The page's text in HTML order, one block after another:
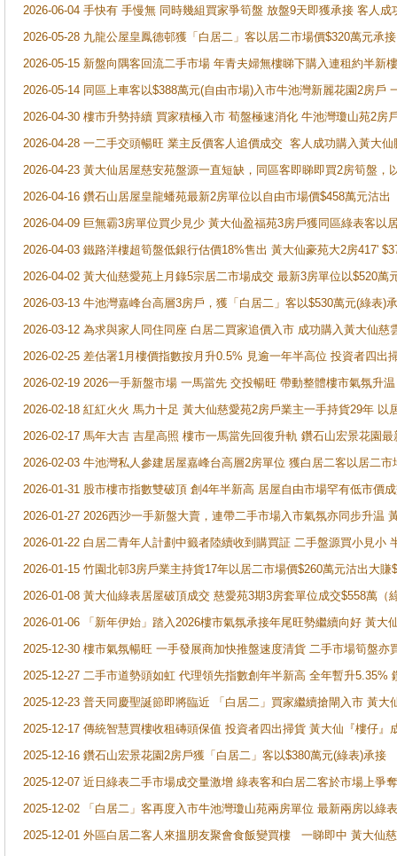
2026-06-04 手快有 手慢無 同時幾組買家爭筍盤 放盤9天即獲承接 客人
2026-05-28 九龍公屋皇鳳德邨獲「白居二」客以居二市場價$320萬元承接
2026-05-15 新盤向隅客回流二手市場 年青夫婦無樓睇下購入連租約半新
2026-05-14 同區上車客以$388萬元(自由市場)入市牛池灣新麗花園2房戶
2026-04-30 樓市升勢持續 買家積極入市 荀盤極速消化 牛池灣瓊山苑2房
2026-04-28 一二手交頭暢旺 業主反價客人追價成交 客人成功購入黃大
2026-04-23 黃大仙居屋慈安苑盤源一直短缺，同區客即睇即買2房筍盤，
2026-04-16 鑽石山居屋皇龍蟠苑最新2房單位以自由市場價$458萬元沽出
2026-04-09 巨無霸3房單位買少見少 黃大仙盈福苑3房戶獲同區綠表客以
2026-04-03 鐵路洋樓超筍盤低銀行估價18%售出 黃大仙豪苑大2房417'
2026-04-02 黃大仙慈愛苑上月錄5宗居二市場成交 最新3房單位以$520萬
2026-03-13 牛池灣嘉峰台高層3房戶，獲「白居二」客以$530萬元(綠表)
2026-03-12 為求與家人同住同座 白居二買家追價入市 成功購入黃大仙
2026-02-25 差估署1月樓價指數按月升0.5% 見逾一年半高位 投資者四
2026-02-19 2026一手新盤市場 一馬當先 交投暢旺 帶動整體樓市氣氛升
2026-02-18 紅紅火火 馬力十足 黃大仙慈愛苑2房戶業主一手持貨29年 以
2026-02-17 馬年大吉 吉星高照 樓市一馬當先回復升軌 鑽石山宏景花園
2026-02-03 牛池灣私人參建居屋嘉峰台高層2房單位 獲白居二客以居二市
2026-01-31 股市樓市指數雙破頂 創4年半新高 居屋自由市場罕有低市價
2026-01-27 2026西沙一手新盤大賣，連帶二手市場入市氣氛亦同步升温
2026-01-22 白居二青年人計劃中籤者陸續收到購買証 二手盤源買小見小
2026-01-15 竹園北邨3房戶業主持貨17年以居二市場價$260萬元沽出大賺
2026-01-08 黃大仙綠表居屋破頂成交 慈愛苑3期3房套單位成交$558萬（
2026-01-06 「新年伊始」踏入2026樓市氣氛承接年尾旺勢繼續向好 黃
2025-12-30 樓市氣氛暢旺 一手發展商加快推盤速度清貨 二手市場筍盤
2025-12-27 二手市道勢頭如虹 代理領先指數創年半新高 全年暫升5.35%
2025-12-23 普天同慶聖誕節即將臨近 「白居二」買家繼續搶閘入市 黃
2025-12-17 傳統智慧買樓收租磚頭保值 投資者四出掃貨 黃大仙『樓仔
2025-12-16 鑽石山宏景花園2房戶獲「白居二」客以$380萬元(綠表)承接
2025-12-07 近日綠表二手市場成交量激增 綠表客和白居二客於市場上
2025-12-02 「白居二」客再度入市牛池灣瓊山苑兩房單位 最新兩房以綠
2025-12-01 外區白居二客人來搵朋友聚會食飯變買樓 一睇即中 黃大仙